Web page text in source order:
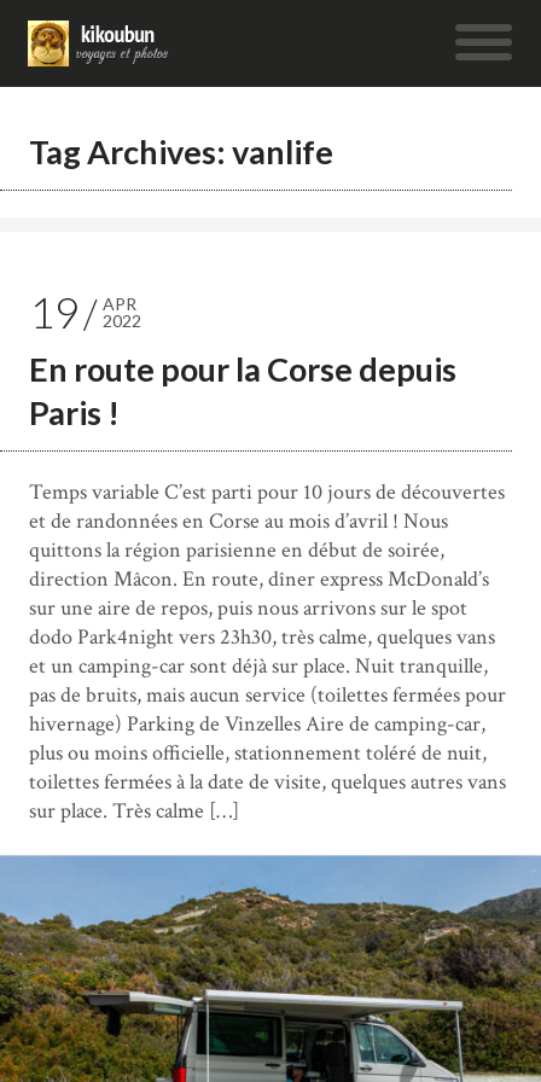
Tag Archives: vanlife
19
APR
2022
En route pour la Corse depuis
Paris !
Temps variable C’est parti pour 10 jours de découvertes
et de randonnées en Corse au mois d’avril ! Nous
quittons la région parisienne en début de soirée,
direction Mâcon. En route, dîner express McDonald’s
sur une aire de repos, puis nous arrivons sur le spot
dodo Park4night vers 23h30, très calme, quelques vans
et un camping-car sont déjà sur place. Nuit tranquille,
pas de bruits, mais aucun service (toilettes fermées pour
hivernage) Parking de Vinzelles Aire de camping-car,
plus ou moins officielle, stationnement toléré de nuit,
toilettes fermées à la date de visite, quelques autres vans
sur place. Très calme […]